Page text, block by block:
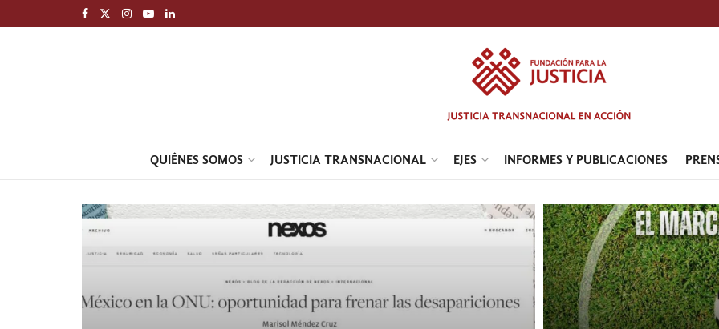
QUIÉNES SOMOS JUSTICIA TRANSNACIONAL EJES INFORMES Y PUBLICACIONES